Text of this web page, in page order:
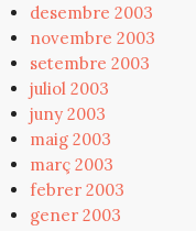
desembre 2003
novembre 2003
setembre 2003
juliol 2003
juny 2003
maig 2003
març 2003
febrer 2003
gener 2003